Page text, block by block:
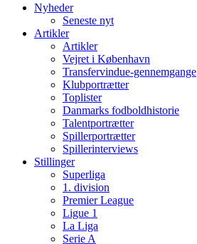
лучшие займы
Nyheder
Seneste nyt
Artikler
Artikler
Vejret i København
Transfervindue-gennemgange
Klubportrætter
Toplister
Danmarks fodboldhistorie
Talentportrætter
Spillerportrætter
Spillerinterviews
Stillinger
Superliga
1. division
Premier League
Ligue 1
La Liga
Serie A